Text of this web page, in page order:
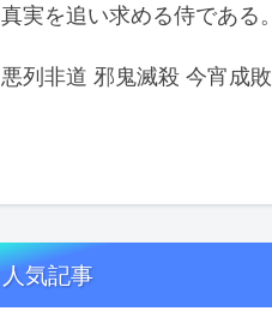
真実を追い求める侍である。
悪列非道 邪鬼滅殺 今宵成敗
人気記事